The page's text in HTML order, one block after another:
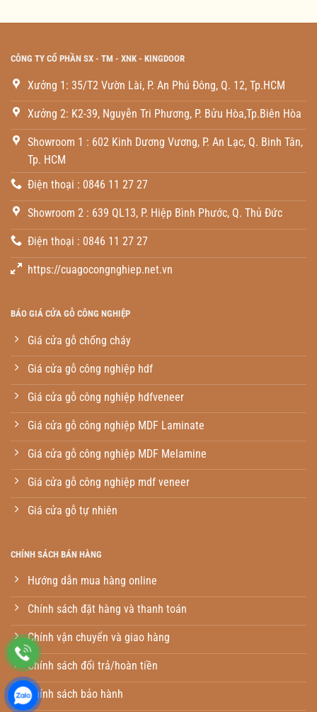
CÔNG TY CỔ PHẦN SX - TM - XNK - KINGDOOR
Xưởng 1: 35/T2 Vườn Lài, P. An Phú Đông, Q. 12, Tp.HCM
Xưởng 2: K2-39, Nguyễn Tri Phương, P. Bửu Hòa,Tp.Biên Hòa
Showroom 1 : 602 Kinh Dương Vương, P. An Lạc, Q. Binh Tân,
Tp. HCM
Điện thoại : 0846 11 27 27
Showroom 2 : 639 QL13, P. Hiệp Bình Phước, Q. Thủ Đức
Điện thoại : 0846 11 27 27
https://cuagocongnghiep.net.vn
BÁO GIÁ CỬA GỖ CÔNG NGHIỆP
Giá cửa gỗ chống cháy
Giá cửa gỗ công nghiệp hdf
Giá cửa gỗ công nghiệp hdfveneer
Giá cửa gỗ công nghiệp MDF Laminate
Giá cửa gỗ công nghiệp MDF Melamine
Giá cửa gỗ công nghiệp mdf veneer
Giá cửa gỗ tự nhiên
CHÍNH SÁCH BÁN HÀNG
Hướng dẫn mua hàng online
Chính sách đặt hàng và thanh toán
Chính vận chuyển và giao hàng
Chính sách đổi trả/hoàn tiền
Chính sách bảo hành